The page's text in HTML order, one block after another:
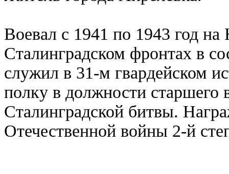
Воевал с 1941 по 1943 год
Сталинградском фронтах в
служил в 31-м гвардейском
полку в должности старшего
Сталинградской битвы.
Отечественной войны 2-й